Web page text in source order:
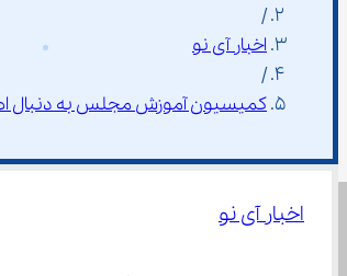
/
اخبار آی نو
/
کمیسیون آموزش مجلس به‌ دنبال اصلاح تأثیر پایه یازدهم در کنکور به نفع داوطلبان
اخبار آی نو